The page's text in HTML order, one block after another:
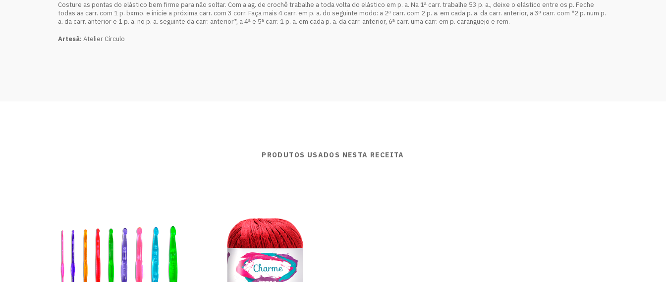
Costure as pontas do elástico bem firme para não soltar. Com a ag. de crochê trabalhe a toda volta do elástico em p. a. Na 1ª carr. trabalhe 53 p. a., deixe o elástico entre os p. Feche
todas as carr. com 1 p. bxmo. e inicie a próxima carr. com 3 corr. Faça mais 4 carr. em p. a. do seguinte modo: a 2ª carr. com 2 p. a. em cada p. a. da carr. anterior, a 3ª carr. com *2 p. num p.
a. da carr. anterior e 1 p. a. no p. a. seguinte da carr. anterior*, a 4ª e 5ª carr. 1 p. a. em cada p. a. da carr. anterior, 6ª carr. uma carr. em p. caranguejo e rem.
Artesã: Atelier Círculo
PRODUTOS USADOS NESTA RECEITA